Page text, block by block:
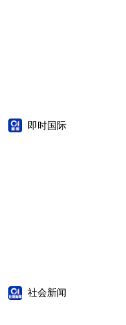
即时国际
社会新闻